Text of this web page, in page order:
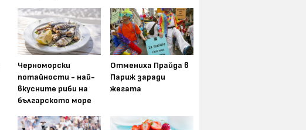
Черноморски
потайности - най-
вкусните риби на
българското море
Отмениха Прайда в
Париж заради
жегата